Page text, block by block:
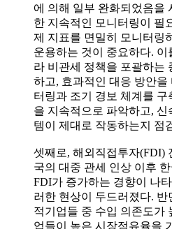
에 의해 일부 완화되었음을
한 지속적인 모니터링이 필
제 지표를 면밀히 모니터링
운용하는 것이 중요하다. 이
라 비관세 정책을 포괄하는
하고, 효과적인 대응 방안을
터링과 조기 경보 체계를
을 지속적으로 파악하고,
템이 제대로 작동하는지 점
셋째로, 해외직접투자(FDI)
국의 대중 관세 인상 이후
FDI가 증가하는 경향이 나
러한 현상이 두드러졌다.
적기업들 중 수입 의존도가
업들이 높은 시장점유율을